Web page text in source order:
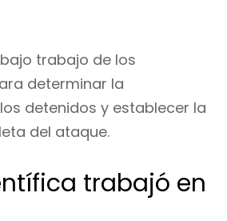
trabajo de los
determinar la
detenidos y establecer la
del ataque.
trabajó en